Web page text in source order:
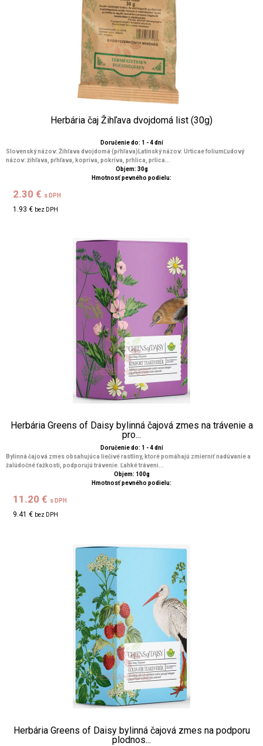
Herbária čaj Žihľava dvojdomá list (30g)
Doručenie do: 1 - 4 dní
Slovenský názov: Žihľava dvojdomá (pŕhľava)Latinský názov: Urticae foliumĽudový
názov: žihľava, pŕhľava, kopriva, pokriva, prhlica, prlica...
Objem: 30g
Hmotnosť pevného podielu:
2.30 € s DPH
1.93 € bez DPH
Herbária Greens of Daisy bylinná čajová zmes na trávenie a
pro...
Doručenie do: 1 - 4 dní
Bylinná čajová zmes obsahujúca liečivé rastliny, ktoré pomáhajú zmierniť nadúvanie a
žalúdočné ťažkosti, podporujú trávenie. Ľahké tráveni...
Objem: 100g
Hmotnosť pevného podielu:
11.20 € s DPH
9.41 € bez DPH
Herbária Greens of Daisy bylinná čajová zmes na podporu
plodnos...